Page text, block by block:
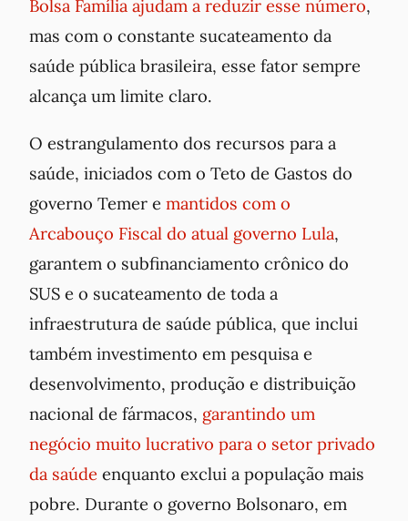
Bolsa Família ajudam a reduzir esse número,
mas com o constante sucateamento da
saúde pública brasileira, esse fator sempre
alcança um limite claro.
O estrangulamento dos recursos para a
saúde, iniciados com o Teto de Gastos do
governo Temer e mantidos com o
Arcabouço Fiscal do atual governo Lula,
garantem o subfinanciamento crônico do
SUS e o sucateamento de toda a
infraestrutura de saúde pública, que inclui
também investimento em pesquisa e
desenvolvimento, produção e distribuição
nacional de fármacos, garantindo um
negócio muito lucrativo para o setor privado
da saúde enquanto exclui a população mais
pobre. Durante o governo Bolsonaro, em